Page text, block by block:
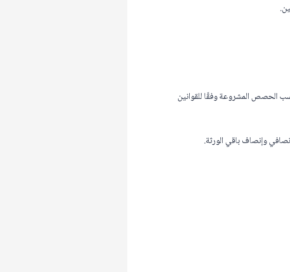
الحصص المشروعة وفقًا للقوانين
وإنصاف باقي الورثة.